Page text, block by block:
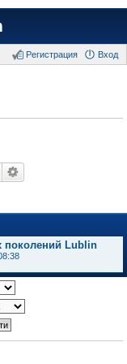
Вход
Регистрация
поколений Lublin